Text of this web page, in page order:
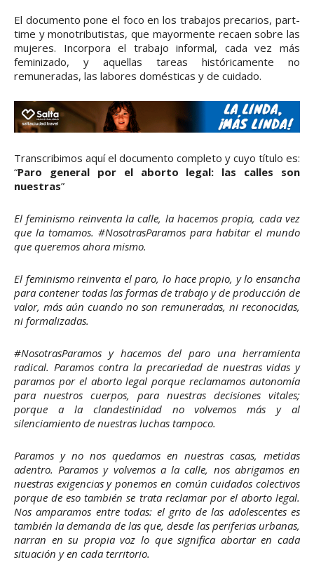
El documento pone el foco en los trabajos precarios, part-
time y monotributistas, que mayormente recaen sobre las
mujeres. Incorpora el trabajo informal, cada vez más
feminizado, y aquellas tareas históricamente no
remuneradas, las labores domésticas y de cuidado.
Transcribimos aquí el documento completo y cuyo título es:
“Paro general por el aborto legal: las calles son
nuestras”
El feminismo reinventa la calle, la hacemos propia, cada vez
que la tomamos. #NosotrasParamos para habitar el mundo
que queremos ahora mismo.
El feminismo reinventa el paro, lo hace propio, y lo ensancha
para contener todas las formas de trabajo y de producción de
valor, más aún cuando no son remuneradas, ni reconocidas,
ni formalizadas.
#NosotrasParamos y hacemos del paro una herramienta
radical. Paramos contra la precariedad de nuestras vidas y
paramos por el aborto legal porque reclamamos autonomía
para nuestros cuerpos, para nuestras decisiones vitales;
porque a la clandestinidad no volvemos más y al
silenciamiento de nuestras luchas tampoco.
Paramos y no nos quedamos en nuestras casas, metidas
adentro. Paramos y volvemos a la calle, nos abrigamos en
nuestras exigencias y ponemos en común cuidados colectivos
porque de eso también se trata reclamar por el aborto legal.
Nos amparamos entre todas: el grito de las adolescentes es
también la demanda de las que, desde las periferias urbanas,
narran en su propia voz lo que significa abortar en cada
situación y en cada territorio.